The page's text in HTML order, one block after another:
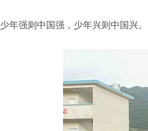
少年强则中国强，少年兴则中国兴